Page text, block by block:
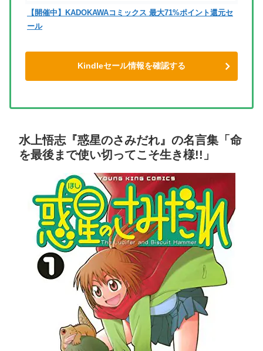
【開催中】KADOKAWAコミックス 最大71%ポイント還元セ
ール
Kindleセール情報を確認する
水上悟志『惑星のさみだれ』の名言集「命
を最後まで使い切ってこそ生き様!!」